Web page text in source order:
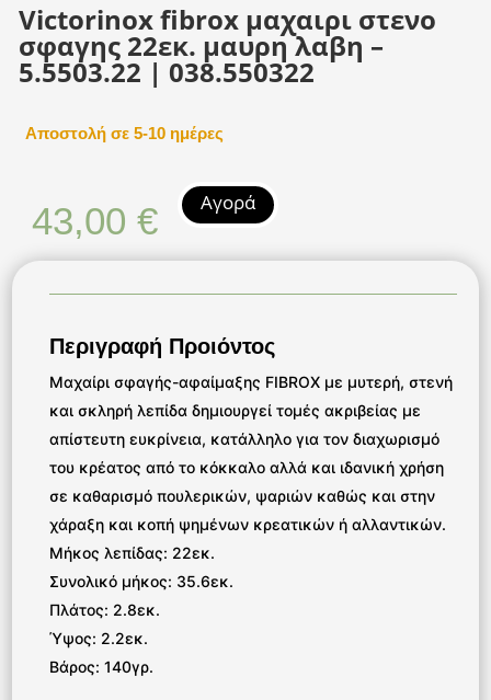
Victorinox fibrox μαχαιρι στενο
σφαγης 22εκ. μαυρη λαβη –
5.5503.22 | 038.550322
Αποστολή σε 5-10 ημέρες
43,00€ Αγορά
Περιγραφή Προιόντος
Μαχαίρι σφαγής-αφαίμαξης FIBROX με μυτερή, στενή
και σκληρή λεπίδα δημιουργεί τομές ακριβείας με
απίστευτη ευκρίνεια, κατάλληλο για τον διαχωρισμό
του κρέατος από το κόκκαλο αλλά και ιδανική χρήση
σε καθαρισμό πουλερικών, ψαριών καθώς και στην
χάραξη και κοπή ψημένων κρεατικών ή αλλαντικών.
Μήκος λεπίδας: 22εκ.
Συνολικό μήκος: 35.6εκ.
Πλάτος: 2.8εκ.
Ύψος: 2.2εκ.
Βάρος: 140γρ.